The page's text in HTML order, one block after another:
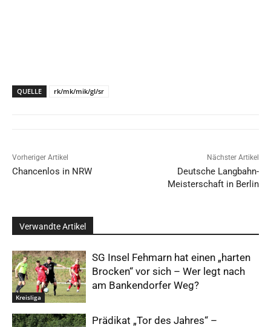
QUELLE rk/mk/mik/gl/sr
Vorheriger Artikel
Chancenlos in NRW
Nächster Artikel
Deutsche Langbahn-
Meisterschaft in Berlin
Verwandte Artikel
Kreisliga
SG Insel Fehmarn hat einen „harten
Brocken“ vor sich – Wer legt nach
am Bankendorfer Weg?
Prädikat „Tor des Jahres“ –